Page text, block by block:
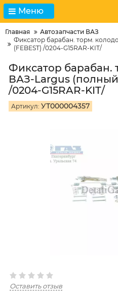
Меню
Главная
Автозапчасти ВАЗ
Фиксатор барабан. торм.
(FEBEST) /0204-G15RAR-KIT/
Фиксатор барабан.
ВАЗ-Largus (полный
/0204-G15RAR-KIT/
Артикул: УТ000004357
Оставить отзыв